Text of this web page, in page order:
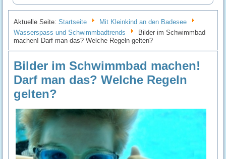
Aktuelle Seite:Startseite
Mit Kleinkind an den Badesee
Wasserspass und Schwimmbadtrends
Bilder im Schwimmbad
machen! Darf man das? Welche Regeln gelten?
Bilder im Schwimmbad machen!
Darf man das? Welche Regeln
gelten?